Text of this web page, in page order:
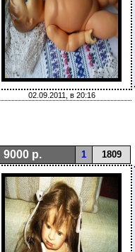
02.09.2011, в 20:16
9000 р. 1 1809